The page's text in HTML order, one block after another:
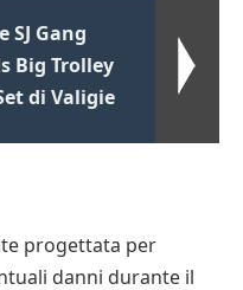
SJ Gang
Big Trolley
di Valigie
progettata per
danni durante il